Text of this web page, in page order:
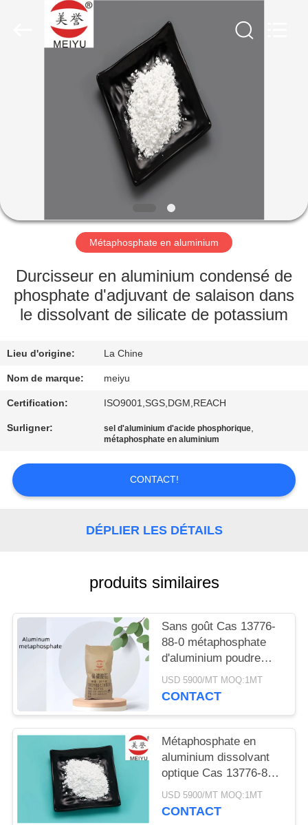
VIDÉOS
PROPOS
DE
NOUS
VISITE
DE
L'USINE
CONTRÔLE
DE
LA
CONTACTER
DEMANDEZ
UN
PLAN
DU
PRIVACY
Métaphosphate en aluminium
Durcisseur en aluminium condensé de
phosphate d'adjuvant de salaison dans
le dissolvant de silicate de potassium
Lieu d'origine: La Chine
Nom de marque: meiyu
Certification: ISO9001,SGS,DGM,REACH
Surligner: sel d'aluminium d'acide phosphorique,
métaphosphate en aluminium
CONTACT!
DÉPLIER LES DÉTAILS
produits similaires
Sans goût Cas 13776-
88-0 métaphosphate
d'aluminium poudre
blanche phosphate
verre optique
USD 5900/MT MOQ:1MT
CONTACT
Métaphosphate en
aluminium dissolvant
optique Cas 13776-88-
0 en verre spécial Co
USD 5900/MT MOQ:1MT
CONTACT